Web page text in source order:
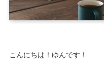
こんにちは！ゆんです！